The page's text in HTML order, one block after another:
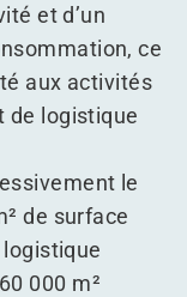
et d’un
ce
aux activités
de logistique
le
de surface
logistique
000 m²